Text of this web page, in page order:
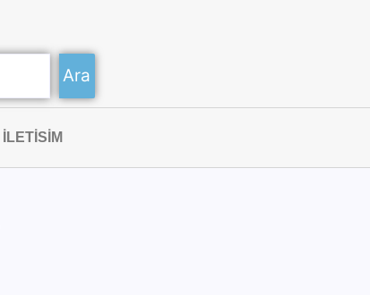
Ara
ILETISIM